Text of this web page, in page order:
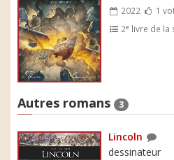
2022 1
2e livre de la
Autres romans 3
Lincoln
dessinateur